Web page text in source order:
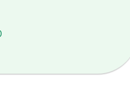
hoecherberg.de/ besuchen